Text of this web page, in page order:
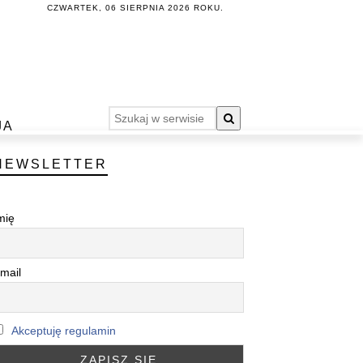
CZWARTEK, 06 SIERPNIA 2026 ROKU.
Akceptuję regulamin